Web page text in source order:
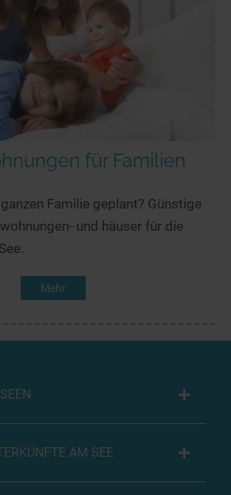
für Familien
Familie geplant? Günstige
und häuser für die
Mehr
AM SEE